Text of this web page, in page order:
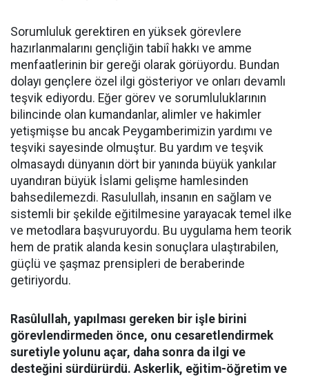
Sorumluluk gerektiren en yüksek görevlere
hazırlanmalarını gençliğin tabiî hakkı ve amme
menfaatlerinin bir gereği olarak görüyordu. Bundan
dolayı gençlere özel ilgi gösteriyor ve onları devamlı
teşvik ediyordu. Eğer görev ve sorumluluklarının
bilincinde olan kumandanlar, alimler ve hakimler
yetişmişse bu ancak Peygamberimizin yardımı ve
teşviki sayesinde olmuştur. Bu yardım ve teşvik
olmasaydı dünyanın dört bir yanında büyük yankılar
uyandıran büyük İslami gelişme hamlesinden
bahsedilemezdi. Rasulullah, insanın en sağlam ve
sistemli bir şekilde eğitilmesine yarayacak temel ilke
ve metodlara başvuruyordu. Bu uygulama hem teorik
hem de pratik alanda kesin sonuçlara ulaştırabilen,
güçlü ve şaşmaz prensipleri de beraberinde
getiriyordu.
Rasûlullah, yapılması gereken bir işle birini
görevlendirmeden önce, onu cesaretlendirmek
suretiyle yolunu açar, daha sonra da ilgi ve
desteğini sürdürürdü. Askerlik, eğitim-öğretim ve